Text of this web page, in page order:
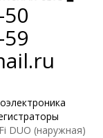
DUO (наружная)